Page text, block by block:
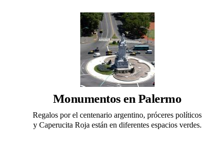
Monumentos en Palermo
Regalos por el centenario argentino, próceres políticos
y Caperucita Roja están en diferentes espacios verdes.